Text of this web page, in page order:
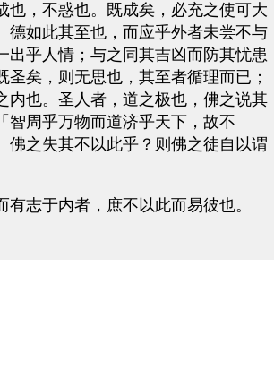
也，不惑也。既成矣，必充之使可大
德如此其至也，而应乎外者未尝不与
出乎人情；与之同其吉凶而防其忧患
矣，则无思也，其至者循理而已；
内也。圣人者，道之极也，佛之说其
智周乎万物而道济乎天下，故不
佛之失其不以此乎？则佛之徒自以谓
志于内者，庶不以此而易彼也。